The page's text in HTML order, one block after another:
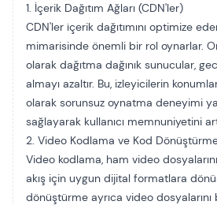
1. İçerik Dağıtım Ağları (CDN'ler)
CDN'ler i̇çerik dağıtımını optimize
mimarisinde önemli bir rol oynarlar.
olarak dağıtma dağınık sunucular,
almayı azaltır. Bu, izleyicilerin
olarak sorunsuz oynatma deneyimi
sağlayarak kullanıcı memnuniyetini
2. Video Kodlama ve Kod
Video kodlama, ham video
akış için uygun dijital formatlara
dönüştürme ayrıca video dosyalarını